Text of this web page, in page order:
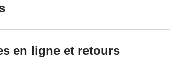
en ligne et retours